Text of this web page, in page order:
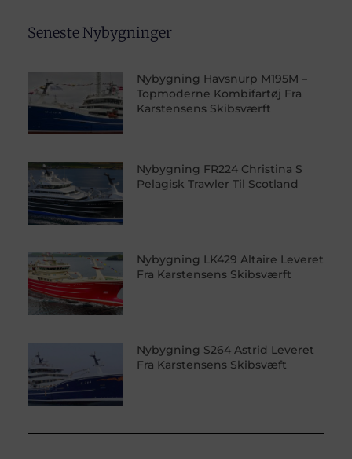
Seneste Nybygninger
Nybygning Havsnurp M195M –
Topmoderne Kombifartøj Fra
Karstensens Skibsværft
Nybygning FR224 Christina S
Pelagisk Trawler Til Scotland
Nybygning LK429 Altaire Leveret
Fra Karstensens Skibsværft
Nybygning S264 Astrid Leveret
Fra Karstensens Skibsvæft